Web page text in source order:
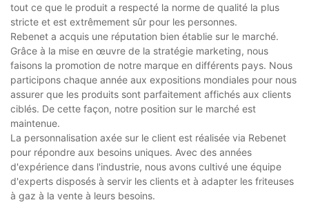
tout ce que le produit a respecté la norme de qualité la plus
stricte et est extrêmement sûr pour les personnes.
Rebenet a acquis une réputation bien établie sur le marché.
Grâce à la mise en œuvre de la stratégie marketing, nous
faisons la promotion de notre marque en différents pays. Nous
participons chaque année aux expositions mondiales pour nous
assurer que les produits sont parfaitement affichés aux clients
ciblés. De cette façon, notre position sur le marché est
maintenue.
La personnalisation axée sur le client est réalisée via Rebenet
pour répondre aux besoins uniques. Avec des années
d'expérience dans l'industrie, nous avons cultivé une équipe
d'experts disposés à servir les clients et à adapter les friteuses
à gaz à la vente à leurs besoins.